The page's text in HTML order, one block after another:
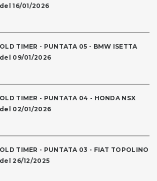
del 16/01/2026
OLD TIMER - PUNTATA 05 - BMW ISETTA
del 09/01/2026
OLD TIMER - PUNTATA 04 - HONDA NSX
del 02/01/2026
OLD TIMER - PUNTATA 03 - FIAT TOPOLINO
del 26/12/2025